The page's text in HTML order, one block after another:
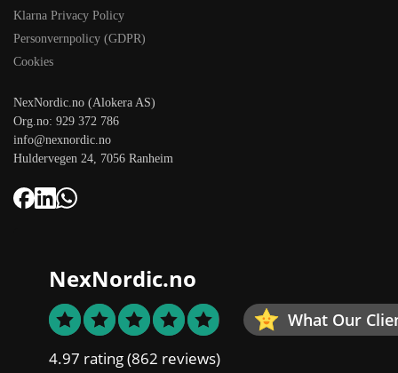
Klarna Privacy Policy
Personvernpolicy (GDPR)
Cookies
NexNordic.no (Alokera AS)
Org.no: 929 372 786
info@nexnordic.no
Huldervegen 24, 7056 Ranheim
NexNordic.no
What Our
4.97 rating(862 reviews)